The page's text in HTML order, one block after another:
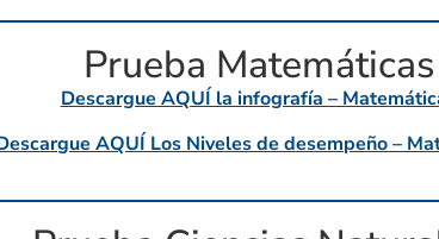
Prueba Matemáticas
Descargue AQUÍ la infografía –
AQUÍ Los Niveles de desempeño –